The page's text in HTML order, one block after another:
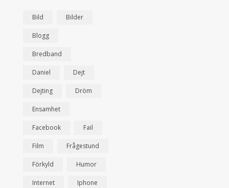
Bild Bilder
Blogg
Bredband
Daniel Dejt
Dejting Dröm
Ensamhet
Facebook Fail
Film Frågestund
Förkyld Humor
Internet Iphone